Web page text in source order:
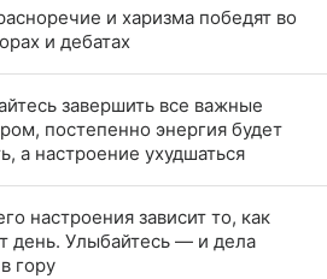
и харизма победят во
и дебатах
завершить все важные
постепенно энергия будет
а настроение ухудшаться
настроения зависит то, как
день. Улыбайтесь — и дела
гору